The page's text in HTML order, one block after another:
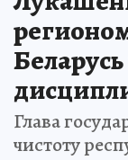
Глава
чистоту